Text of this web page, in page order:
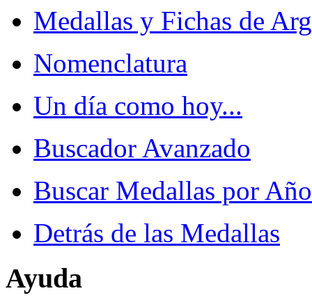
Medallas y Fichas de
Nomenclatura
Un día como hoy...
Buscador Avanzado
Buscar Medallas por Año
Detrás de las Medallas
Ayuda